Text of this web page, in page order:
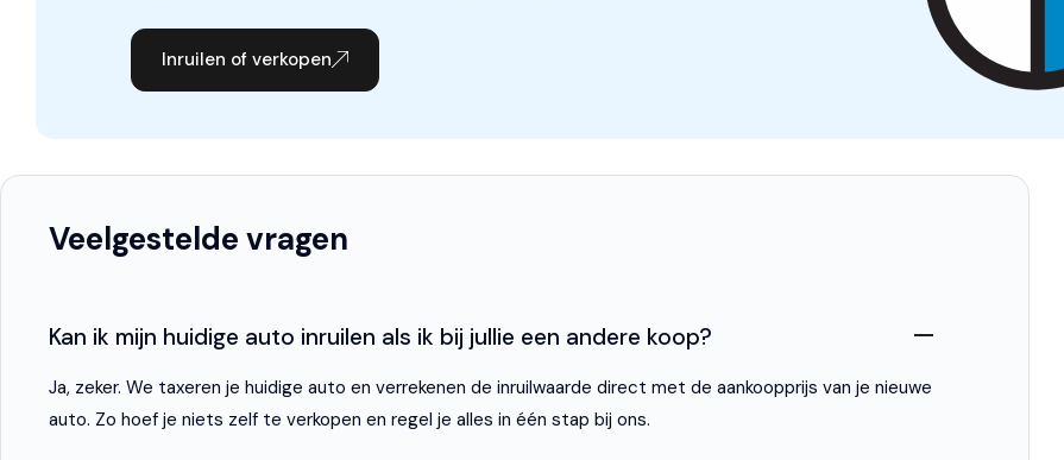
Anti Blokkeer Systeem
Anti Blokkeer Systeem (ABS)
Cruise control
Electronic Stability Program
Regensensor
Inruilen of verkopen
Veelgestelde vragen
Kan ik mijn huidige auto inruilen als ik bij jullie een andere koop?
Ja, zeker. We taxeren je huidige auto en verrekenen de inruilwaarde direct met de aankoopprijs van je nieuwe
auto. Zo hoef je niets zelf te verkopen en regel je alles in één stap bij ons.